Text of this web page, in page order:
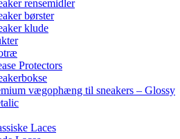
rensemidler
børster
klude
Protectors
vægophæng til sneakers – Glossy
Laces